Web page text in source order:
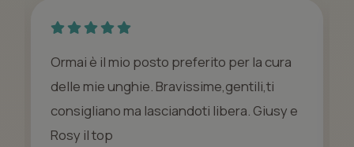
Ormai è il mio posto preferito per la cura
delle mie unghie. Bravissime,gentili,ti
consigliano ma lasciandoti libera. Giusy e
Rosy il top